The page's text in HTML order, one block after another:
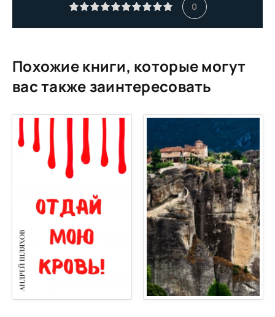
0
Похожие книги, которые могут
вас также заинтересовать